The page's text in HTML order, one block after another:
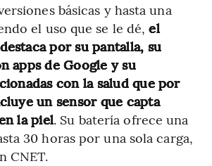
básicas y hasta una
el uso que se le dé,el
por su pantalla, su
apps de Google y su
con la salud que por
un sensor que capta
la piel. Su batería ofrece una
30 horas por una sola carga,
CNET.